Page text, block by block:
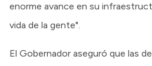
enorme avance en su
vida de la gente".
El Gobernador aseguró que las